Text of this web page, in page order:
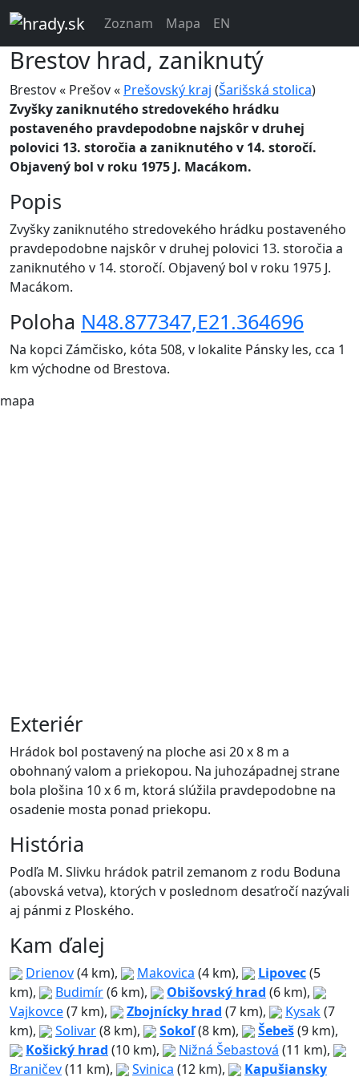
Zoznam Mapa EN
Brestov hrad, zaniknutý
Brestov « Prešov « Prešovský kraj (Šarišská stolica)
Zvyšky zaniknutého stredovekého hrádku
postaveného pravdepodobne najskôr v druhej
polovici 13. storočia a zaniknutého v 14. storočí.
Objavený bol v roku 1975 J. Macákom.
Popis
Zvyšky zaniknutého stredovekého hrádku postaveného
pravdepodobne najskôr v druhej polovici 13. storočia a
zaniknutého v 14. storočí. Objavený bol v roku 1975 J.
Macákom.
Poloha N48.877347,E21.364696
Na kopci Zámčisko, kóta 508, v lokalite Pánsky les, cca 1
km východne od Brestova.
mapa
Exteriér
Hrádok bol postavený na ploche asi 20 x 8 m a
obohnaný valom a priekopou. Na juhozápadnej strane
bola plošina 10 x 6 m, ktorá slúžila pravdepodobne na
osadenie mosta ponad priekopu.
História
Podľa M. Slivku hrádok patril zemanom z rodu Boduna
(abovská vetva), ktorých v poslednom desaťročí nazývali
aj pánmi z Ploského.
Kam ďalej
Drienov(4 km), Makovica (4 km), Lipovec(5
km),
Budimír(6 km), Obišovský hrad (6 km),
Vajkovce(7 km), Zbojnícky hrad (7 km), Kysak(7
km),
Solivar(8 km), Sokoľ(8 km), Šebeš(9 km),
Košický hrad (10 km), Nižná Šebastová (11 km),
Braničev(11 km), Svinica (12 km), Kapušiansky